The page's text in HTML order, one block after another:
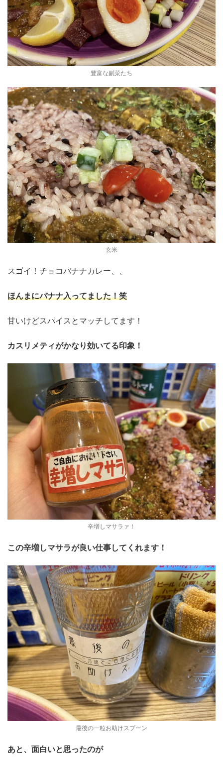
豊富な副菜たち
玄米
スゴイ！チョコバナナカレー、、
ほんまにバナナ入ってました！笑
甘いけどスパイスとマッチしてます！
カスリメティがかなり効いてる印象！
辛増しマサラァ！
この辛増しマサラが良い仕事してくれます！
最後の一粒お助けスプーン
あと、面白いと思ったのが